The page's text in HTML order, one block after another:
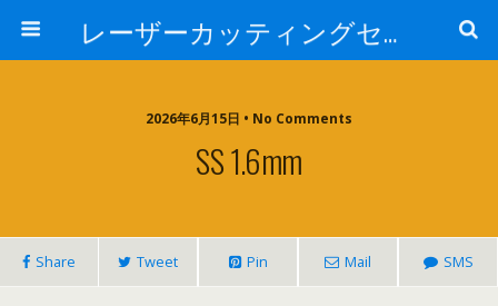
レーザーカッティングセンター 株式会社 中本鉄工所
2026年6月15日 • No Comments
SS 1.6mm
Share Tweet Pin Mail SMS